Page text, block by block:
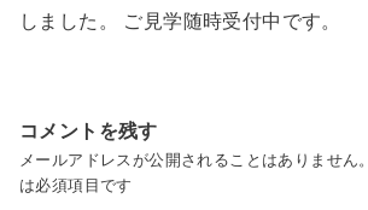
しました。 ご見学随時受付中です。
コメントを残す
メールアドレスが公開されることはありません。
は必須項目です